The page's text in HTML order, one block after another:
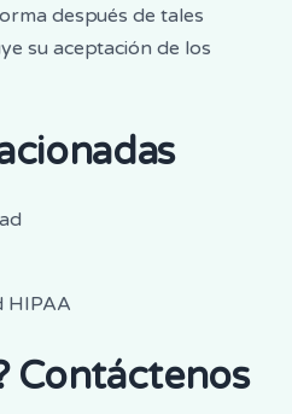
después de tales
su aceptación de los
HIPAA
Contáctenos